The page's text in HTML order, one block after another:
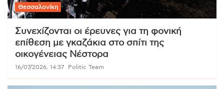
Θεσσαλονίκη
Συνεχίζονται οι έρευνες για τη φονική
επίθεση με γκαζάκια στο σπίτι της
οικογένειας Νέστορα
16/07/2026, 14:37 Politic Team